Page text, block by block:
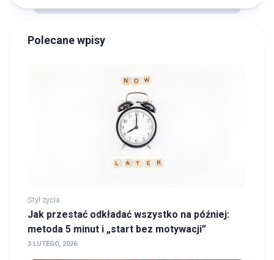
Polecane wpisy
Styl życia
Jak przestać odkładać wszystko na później:
metoda 5 minut i „start bez motywacji”
3 LUTEGO, 2026